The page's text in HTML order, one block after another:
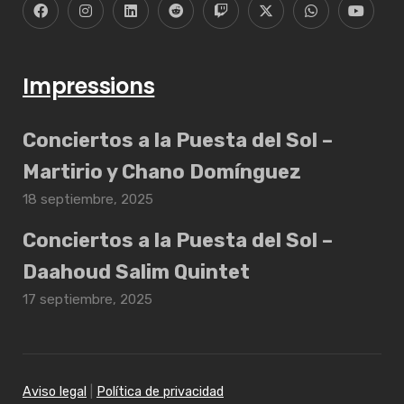
Impressions
Conciertos a la Puesta del Sol –
Martirio y Chano Domínguez
18 septiembre, 2025
Conciertos a la Puesta del Sol –
Daahoud Salim Quintet
17 septiembre, 2025
Aviso legal Política de privacidad